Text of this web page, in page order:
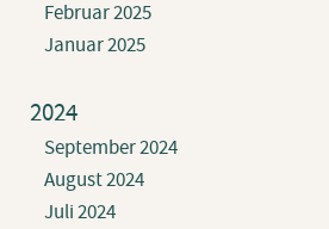
Februar 2025
Januar 2025
2024
September 2024
August 2024
Juli 2024